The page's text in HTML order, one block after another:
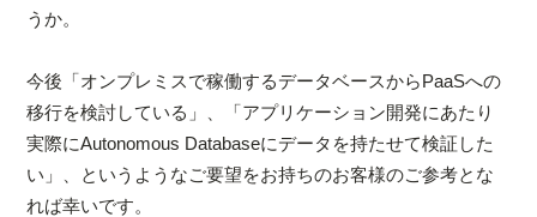
うか。
今後「オンプレミスで稼働するデータベースからPaaSへの
移行を検討している」、「アプリケーション開発にあたり
実際にAutonomous Databaseにデータを持たせて検証した
い」、というようなご要望をお持ちのお客様のご参考とな
れば幸いです。